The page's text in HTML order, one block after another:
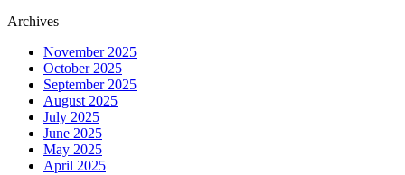
Archives
November 2025
October 2025
September 2025
August 2025
July 2025
June 2025
May 2025
April 2025